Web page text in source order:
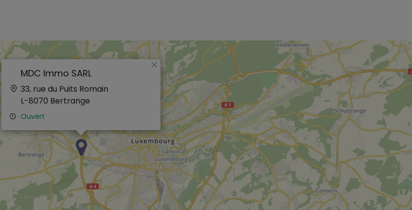
MDC Immo SARL
33, rue du Puits Romain
L-8070 Bertrange
Ouvert
×